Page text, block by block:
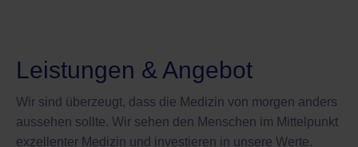
Leistungen & Angebot
Wir sind überzeugt, dass die Medizin von morgen anders
aussehen sollte. Wir sehen den Menschen im Mittelpunkt
exzellenter Medizin und investieren in unsere Werte.